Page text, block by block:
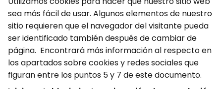
sea más fácil de usar. Algunos elementos de nuestro
sitio requieren que el navegador del visitante pueda
ser identificado también después de cambiar de
página. Encontrará más información al respecto en
los apartados sobre cookies y redes sociales que
figuran entre los puntos 5 y 7 de este documento.